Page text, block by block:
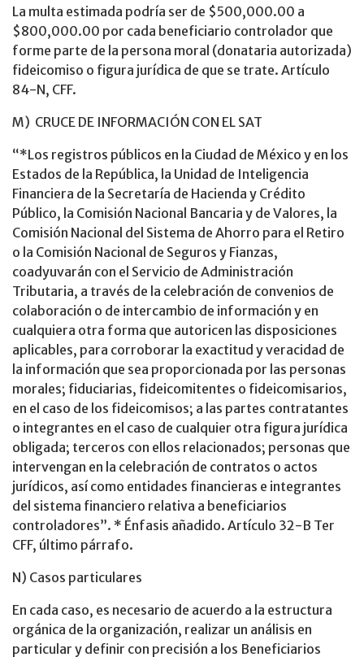
La multa estimada podría ser de $500,000.00 a
$800,000.00 por cada beneficiario controlador que
forme parte de la persona moral (donataria autorizada)
fideicomiso o figura jurídica de que se trate. Artículo
84-N, CFF.
M) CRUCE DE INFORMACIÓN CON EL SAT
“*Los registros públicos en la Ciudad de México y en los
Estados de la República, la Unidad de Inteligencia
Financiera de la Secretaría de Hacienda y Crédito
Público, la Comisión Nacional Bancaria y de Valores, la
Comisión Nacional del Sistema de Ahorro para el Retiro
o la Comisión Nacional de Seguros y Fianzas,
coadyuvarán con el Servicio de Administración
Tributaria, a través de la celebración de convenios de
colaboración o de intercambio de información y en
cualquiera otra forma que autoricen las disposiciones
aplicables, para corroborar la exactitud y veracidad de
la información que sea proporcionada por las personas
morales; fiduciarias, fideicomitentes o fideicomisarios,
en el caso de los fideicomisos; a las partes contratantes
o integrantes en el caso de cualquier otra figura jurídica
obligada; terceros con ellos relacionados; personas que
intervengan en la celebración de contratos o actos
jurídicos, así como entidades financieras e integrantes
del sistema financiero relativa a beneficiarios
controladores”. * Énfasis añadido. Artículo 32-B Ter
CFF, último párrafo.
N) Casos particulares
En cada caso, es necesario de acuerdo a la estructura
orgánica de la organización, realizar un análisis en
particular y definir con precisión a los Beneficiarios